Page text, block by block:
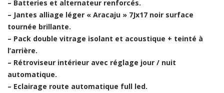
– Batteries et alternateur renforcés.
– Jantes alliage léger « Aracaju » 7Jx17 noir surface
tournée brillante.
– Pack double vitrage isolant et acoustique + teinté à
l’arrière.
– Rétroviseur intérieur avec réglage jour / nuit
automatique.
– Eclairage route automatique full led.